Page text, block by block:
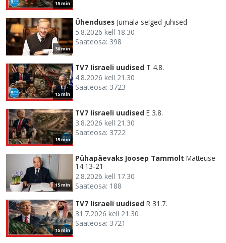
15 min
30 min
Ühenduses Jumala selged juhised
5.8.2026 kell 18.30
Saateosa: 398
15 min
TV7 Iisraeli uudised T 4.8.
4.8.2026 kell 21.30
Saateosa: 3723
15 min
TV7 Iisraeli uudised E 3.8.
3.8.2026 kell 21.30
Saateosa: 3722
15 min
Pühapäevaks Joosep Tammolt Matteuse
14:13-21
2.8.2026 kell 17.30
Saateosa: 188
15 min
TV7 Iisraeli uudised R 31.7.
31.7.2026 kell 21.30
Saateosa: 3721